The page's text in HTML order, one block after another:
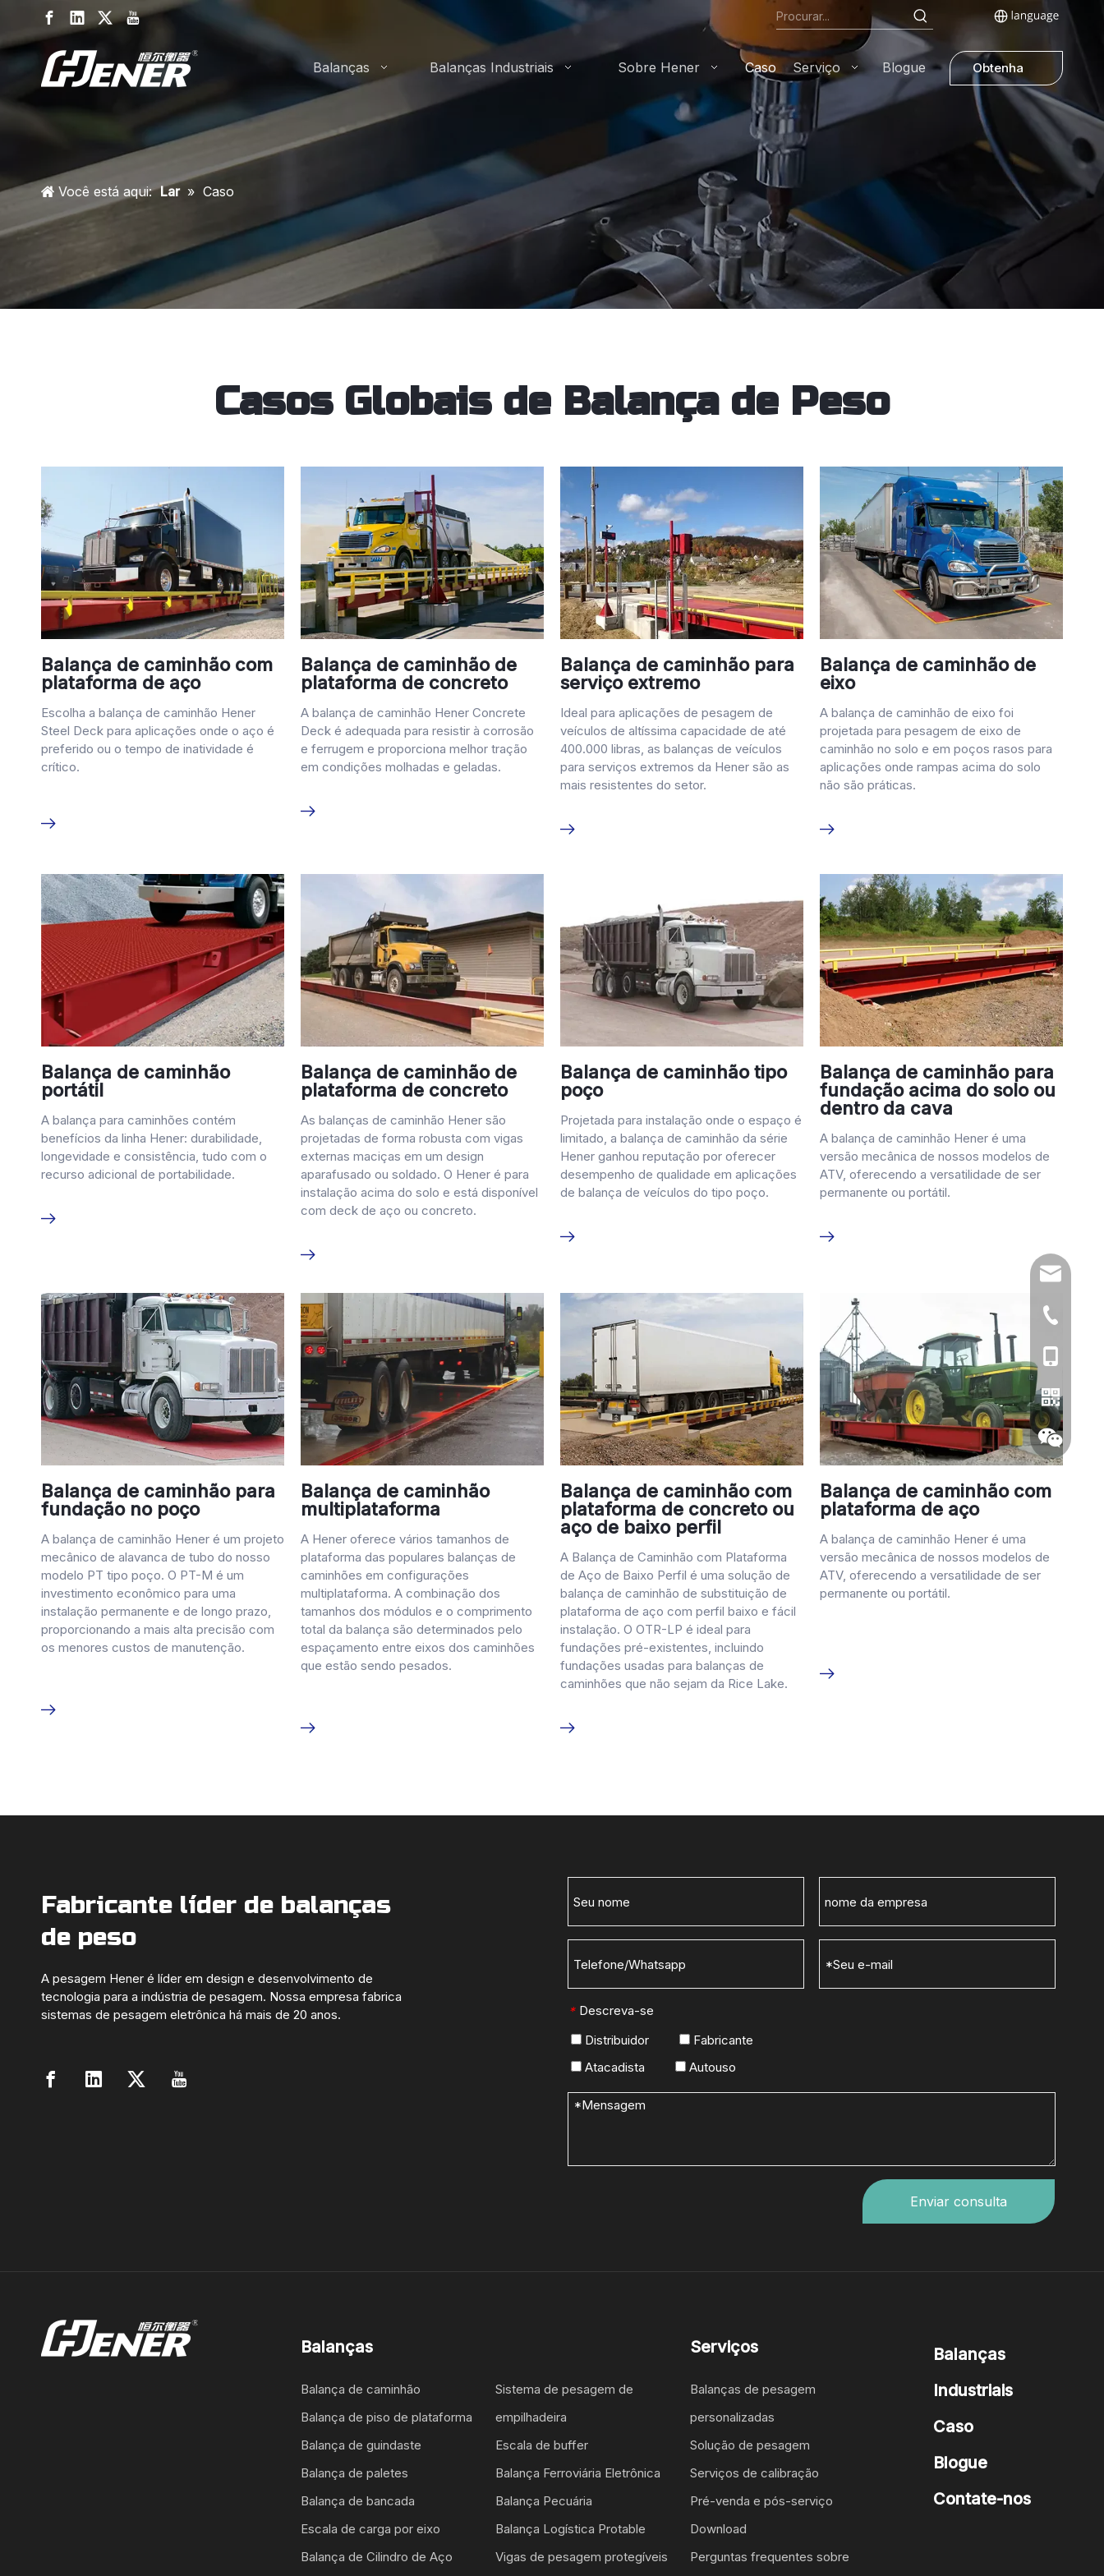
Balanças Balanças Industriais Sobre Hener Caso Serviço Blogue Obtenha
uma
cotação
Você está aqui: Lar » Caso
Casos Globais de Balança de Peso
Balança de caminhão com
plataforma de aço
Escolha a balança de caminhão Hener
Steel Deck para aplicações onde o aço é
preferido ou o tempo de inatividade é
crítico.
Balança de caminhão de
plataforma de concreto
A balança de caminhão Hener Concrete
Deck é adequada para resistir à corrosão
e ferrugem e proporciona melhor tração
em condições molhadas e geladas.
Balança de caminhão para
serviço extremo
Ideal para aplicações de pesagem de
veículos de altíssima capacidade de até
400.000 libras, as balanças de veículos
para serviços extremos da Hener são as
mais resistentes do setor.
Balança de caminhão de
eixo
A balança de caminhão de eixo foi
projetada para pesagem de eixo de
caminhão no solo e em poços rasos para
aplicações onde rampas acima do solo
não são práticas.
Balança de caminhão
portátil
A balança para caminhões contém
benefícios da linha Hener: durabilidade,
longevidade e consistência, tudo com o
recurso adicional de portabilidade.
Balança de caminhão de
plataforma de concreto
As balanças de caminhão Hener são
projetadas de forma robusta com vigas
externas maciças em um design
aparafusado ou soldado. O Hener é para
instalação acima do solo e está disponível
com deck de aço ou concreto.
Balança de caminhão tipo
poço
Projetada para instalação onde o espaço é
limitado, a balança de caminhão da série
Hener ganhou reputação por oferecer
desempenho de qualidade em aplicações
de balança de veículos do tipo poço.
Balança de caminhão para
fundação acima do solo ou
dentro da cava
A balança de caminhão Hener é uma
versão mecânica de nossos modelos de
ATV, oferecendo a versatilidade de ser
permanente ou portátil.
Balança de caminhão para
fundação no poço
A balança de caminhão Hener é um projeto
mecânico de alavanca de tubo do nosso
modelo PT tipo poço. O PT-M é um
investimento econômico para uma
instalação permanente e de longo prazo,
proporcionando a mais alta precisão com
os menores custos de manutenção.
Balança de caminhão
multiplataforma
A Hener oferece vários tamanhos de
plataforma das populares balanças de
caminhões em configurações
multiplataforma. A combinação dos
tamanhos dos módulos e o comprimento
total da balança são determinados pelo
espaçamento entre eixos dos caminhões
que estão sendo pesados.
Balança de caminhão com
plataforma de concreto ou
aço de baixo perfil
A Balança de Caminhão com Plataforma
de Aço de Baixo Perfil é uma solução de
balança de caminhão de substituição de
plataforma de aço com perfil baixo e fácil
instalação. O OTR-LP é ideal para
fundações pré-existentes, incluindo
fundações usadas para balanças de
caminhões que não sejam da Rice Lake.
Balança de caminhão com
plataforma de aço
A balança de caminhão Hener é uma
versão mecânica de nossos modelos de
ATV, oferecendo a versatilidade de ser
permanente ou portátil.
Fabricante líder de balanças
de peso
A pesagem Hener é líder em design e desenvolvimento de
tecnologia para a indústria de pesagem. Nossa empresa fabrica
sistemas de pesagem eletrônica há mais de 20 anos.
* Descreva-se
Distribuidor
Fabricante
Atacadista
Autouso
Enviar consulta
86-519-
Balanças
Balança de caminhão
Balança de piso de plataforma
Balança de guindaste
Balança de paletes
Balança de bancada
Escala de carga por eixo
Balança de Cilindro de Aço
Sistema de pesagem de
empilhadeira
Escala de buffer
Balança Ferroviária Eletrônica
Balança Pecuária
Balança Logística Protable
Vigas de pesagem protegíveis
Serviços
Balanças de pesagem
personalizadas
Solução de pesagem
Serviços de calibração
Pré-venda e pós-serviço
Download
Perguntas frequentes sobre
Balanças
Industriais
Caso
Blogue
Contate-nos